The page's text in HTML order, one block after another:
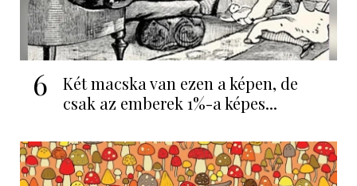
6
Két macska van ezen a képen, de
csak az emberek 1%-a képes...